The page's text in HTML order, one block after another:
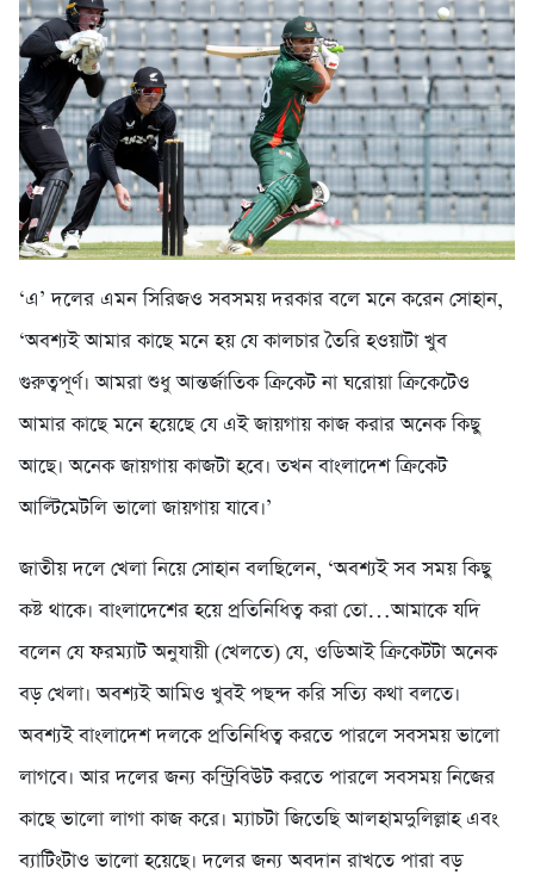
‘এ’ দলের এমন সিরিজও সবসময় দরকার বলে মনে করেন সোহান,
‘অবশ্যই আমার কাছে মনে হয় যে কালচার তৈরি হওয়াটা খুব
গুরুত্বপূর্ণ। আমরা শুধু আন্তর্জাতিক ক্রিকেট না ঘরোয়া ক্রিকেটেও
আমার কাছে মনে হয়েছে যে এই জায়গায় কাজ করার অনেক কিছু
আছে। অনেক জায়গায় কাজটা হবে। তখন বাংলাদেশ ক্রিকেট
আল্টিমেটলি ভালো জায়গায় যাবে।’
জাতীয় দলে খেলা নিয়ে সোহান বলছিলেন, ‘অবশ্যই সব সময় কিছু
কষ্ট থাকে। বাংলাদেশের হয়ে প্রতিনিধিত্ব করা তো…আমাকে যদি
বলেন যে ফরম্যাট অনুযায়ী (খেলতে) যে, ওডিআই ক্রিকেটটা অনেক
বড় খেলা। অবশ্যই আমিও খুবই পছন্দ করি সত্যি কথা বলতে।
অবশ্যই বাংলাদেশ দলকে প্রতিনিধিত্ব করতে পারলে সবসময় ভালো
লাগবে। আর দলের জন্য কন্ট্রিবিউট করতে পারলে সবসময় নিজের
কাছে ভালো লাগা কাজ করে। ম্যাচটা জিতেছি আলহামদুলিল্লাহ এবং
ব্যাটিংটাও ভালো হয়েছে। দলের জন্য অবদান রাখতে পারা বড়